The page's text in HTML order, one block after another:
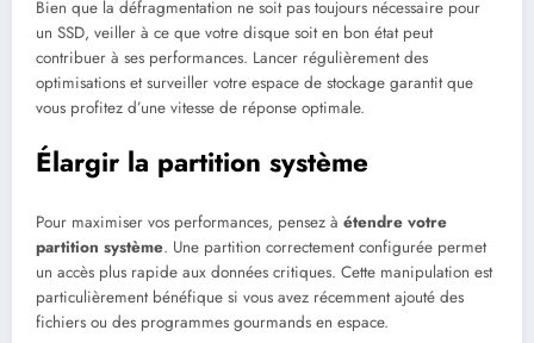
Bien que la défragmentation ne soit pas toujours nécessaire pour
un SSD, veiller à ce que votre disque soit en bon état peut
contribuer à ses performances. Lancer régulièrement des
optimisations et surveiller votre espace de stockage garantit que
vous profitez d’une vitesse de réponse optimale.
Élargir la partition système
Pour maximiser vos performances, pensez à étendre votre
partition système. Une partition correctement configurée permet
un accès plus rapide aux données critiques. Cette manipulation est
particulièrement bénéfique si vous avez récemment ajouté des
fichiers ou des programmes gourmands en espace.